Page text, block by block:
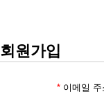
회원가입
* 이메일 주